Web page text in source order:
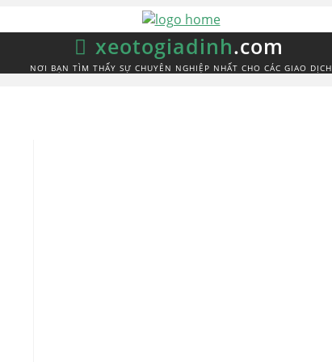
xeotogiadinh.com
NƠI BẠN TÌM THẤY SỰ CHUYÊN NGHIỆP NHẤT CHO CÁC GIAO DỊCH